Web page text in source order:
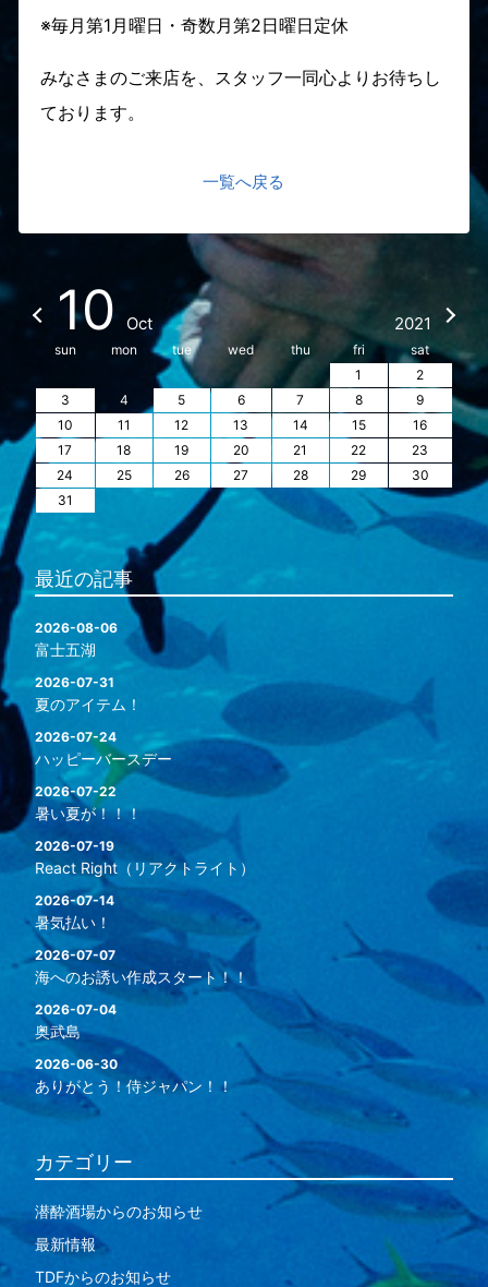
※毎月第1月曜日・奇数月第2日曜日定休
みなさまのご来店を、スタッフ一同心よりお待ちし
ております。
一覧へ戻る
10 Oct 2021
sun mon tue wed thu fri
sat
1
2
3
4 5 6 7 8
9
10
11 12 13 14 15
16
17
18 19 20 21 22
23
24
25 26 27 28 29
30
31
最近の記事
2026-08-06
富士五湖
2026-07-31
夏のアイテム！
2026-07-24
ハッピーバースデー
2026-07-22
暑い夏が！！！
2026-07-19
React Right（リアクトライト）
2026-07-14
暑気払い！
2026-07-07
海へのお誘い作成スタート！！
2026-07-04
奥武島
2026-06-30
ありがとう！侍ジャパン！！
カテゴリー
潜酔酒場からのお知らせ
最新情報
TDFからのお知らせ